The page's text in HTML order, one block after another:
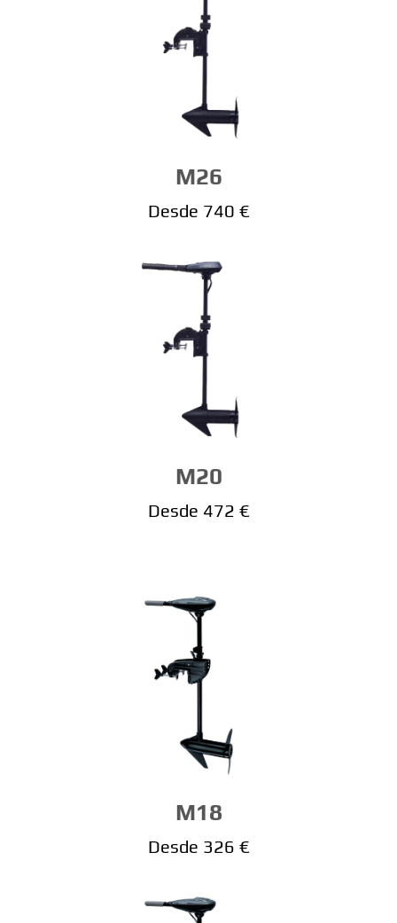
M26
Desde 740 €
M20
Desde 472 €
M18
Desde 326 €